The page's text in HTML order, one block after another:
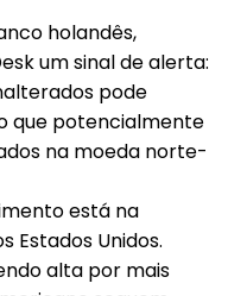
holandês,
um sinal de alerta:
pode
que potencialmente
na moeda norte-
está na
Estados Unidos.
alta por mais